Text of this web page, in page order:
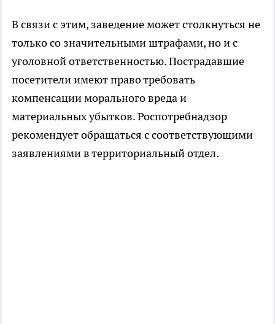
В связи с этим, заведение может столкнуться не
только со значительными штрафами, но и с
уголовной ответственностью. Пострадавшие
посетители имеют право требовать
компенсации морального вреда и
материальных убытков. Роспотребнадзор
рекомендует обращаться с соответствующими
заявлениями в территориальный отдел.